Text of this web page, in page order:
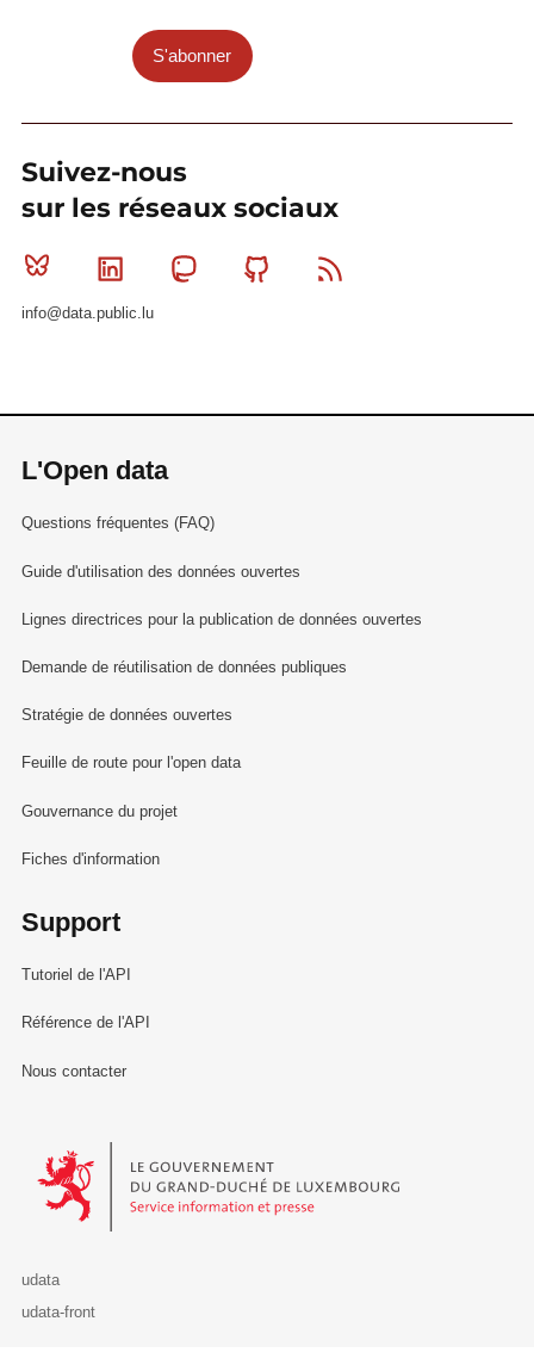
S'abonner
Suivez-nous
sur les réseaux sociaux
Bluesky Linkedin MastodonGithub
info@data.public.lu
L'Open data
Questions fréquentes (FAQ)
Guide d'utilisation des données ouvertes
Lignes directrices pour la publication de données ouvertes
Demande de réutilisation de données publiques
Stratégie de données ouvertes
Feuille de route pour l'open data
Gouvernance du projet
Fiches d'information
Support
Tutoriel de l'API
Référence de l'API
Nous contacter
Le Gouvernement du Grand-Duché de Luxembourg - Service
udata
udata-front